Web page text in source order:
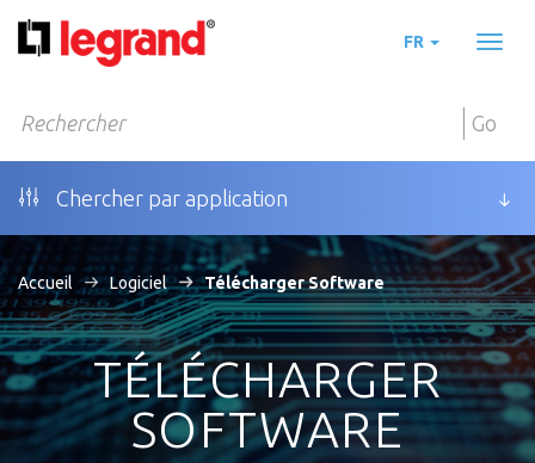
FR
Go
Chercher par application
Accueil Logiciel Télécharger Software
TÉLÉCHARGER
SOFTWARE